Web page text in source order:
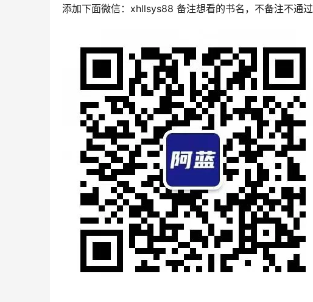
添加下面微信：xhllsys88 备注想看的书名，不备注不通过